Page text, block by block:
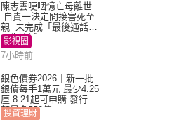
陳志雲哽咽憶亡母離世
自責一決定間接害死至
親 未完成「最後通話」
一生遺憾
影視圈
7小時前
銀色債券2026｜新一批
銀債每手1萬元 最少4.25
厘 8.21起可申購 發行金
額最多550億
投資理財